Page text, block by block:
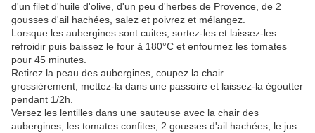
d'un filet d'huile d'olive, d'un peu d'herbes de Provence, de 2
gousses d'ail hachées, salez et poivrez et mélangez.
Lorsque les aubergines sont cuites, sortez-les et laissez-les
refroidir puis baissez le four à 180°C et enfournez les tomates
pour 45 minutes.
Retirez la peau des aubergines, coupez la chair
grossièrement, mettez-la dans une passoire et laissez-la égoutter
pendant 1/2h.
Versez les lentilles dans une sauteuse avec la chair des
aubergines, les tomates confites, 2 gousses d'ail hachées, le jus